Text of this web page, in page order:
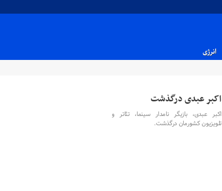
انرژی
اکبر عبدی درگذشت
اکبر عبدی، بازیگر نامدار سینما، تئاتر و
تلویزیون کشورمان درگذشت.